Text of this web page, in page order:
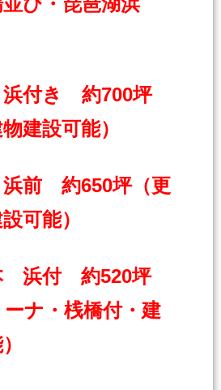
付き 約700坪
建設可能）
前 約650坪（更
可能）
浜付 約520坪
ーナ・桟橋付・建